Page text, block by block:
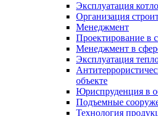
Эксплуатация
Организация
Менеджмент
Проектирование в
Менеджмент в
Эксплуатация
объекте
Юриспруденция в
Подъемные
Технология